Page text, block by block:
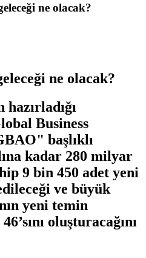
ne olacak?
ne olacak?
Business
başlıklı
kadar 280 milyar
9 bin 450 adet yeni
ve büyük
yeni temin
oluşturacağını